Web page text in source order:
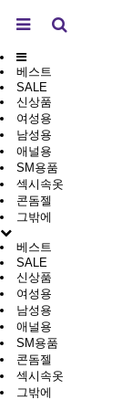
베스트
SALE
신상품
여성용
남성용
애널용
SM용품
섹시속옷
콘돔젤
그밖에
베스트
SALE
신상품
여성용
남성용
애널용
SM용품
콘돔젤
섹시속옷
그밖에